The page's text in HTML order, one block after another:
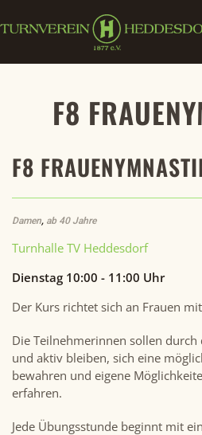
Zum Hauptinhalt springen
F8
F8
Damen, ab 40 Jahre
Turnhalle TV Heddesdorf
Dienstag 10:00 - 11:00 Uhr
Der Kurs richtet sich an Frauen
Die Teilnehmerinnen sollen durch
und aktiv bleiben, sich eine
bewahren und eigene
erfahren.
Jede Übungsstunde beginnt mit